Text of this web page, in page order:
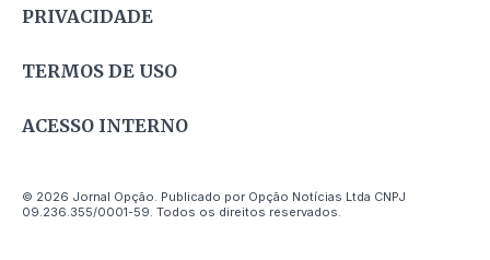
PRIVACIDADE
TERMOS DE USO
ACESSO INTERNO
© 2026 Jornal Opção. Publicado por Opção Notícias Ltda CNPJ
09.236.355/0001-59. Todos os direitos reservados.